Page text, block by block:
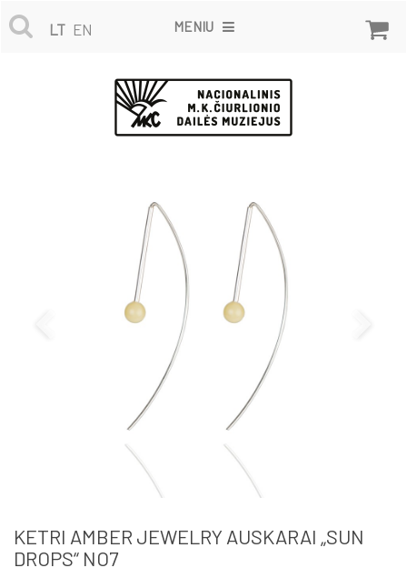
LT EN MENIU
KETRI AMBER JEWELRY AUSKARAI „SUN
DROPS“ NO7